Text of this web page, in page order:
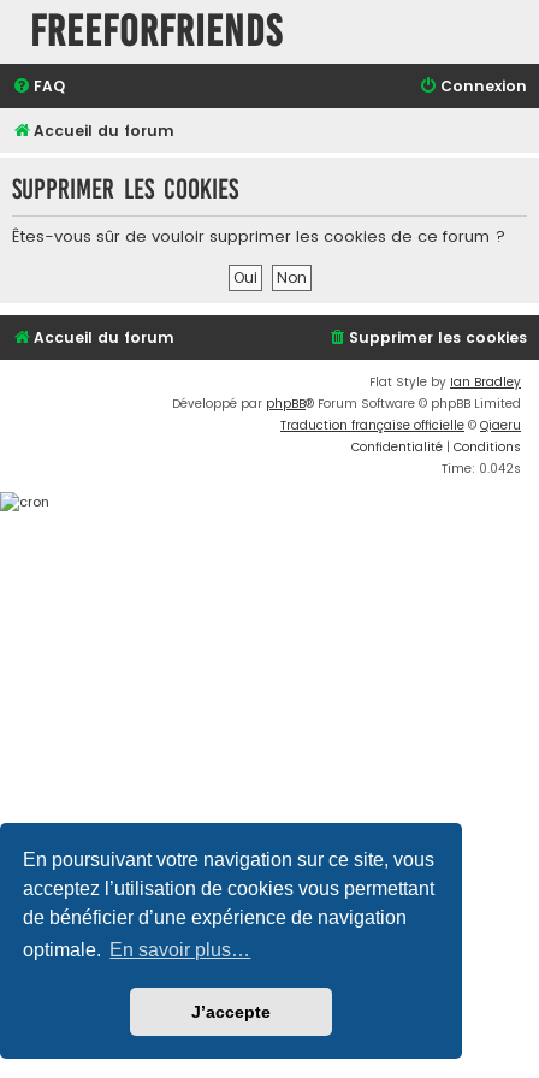
En poursuivant votre navigation sur ce site, vous
acceptez l’utilisation de cookies vous permettant
de bénéficier d’une expérience de navigation
optimale. En savoir plus…
J’accepte
FreeForFriends
FAQ Connexion
Accueil du forum
Supprimer les cookies
Êtes-vous sûr de vouloir supprimer les cookies de ce forum ?
Accueil du forum Supprimer les cookies
Flat Style by Ian Bradley
Développé par phpBB® Forum Software © phpBB Limited
Traduction française officielle © Qiaeru
Confidentialité | Conditions
Time: 0.042s